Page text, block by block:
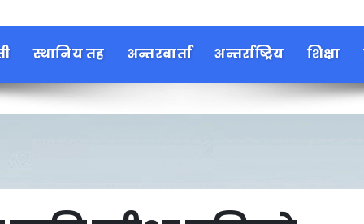
स्थानिय तह अन्तरवार्ता अन्तर्राष्ट्रिय शिक्षा